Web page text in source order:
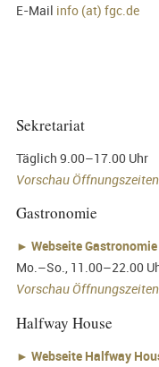
E-Mail info (at) fgc.de
Sekretariat
Täglich 9.00–17.00 Uhr
Vorschau Öffnungszeiten
Gastronomie
► Webseite Gastronomie
Mo.–So., 11.00–22.00
Vorschau Öffnungszeiten
Halfway House
► Webseite Halfway